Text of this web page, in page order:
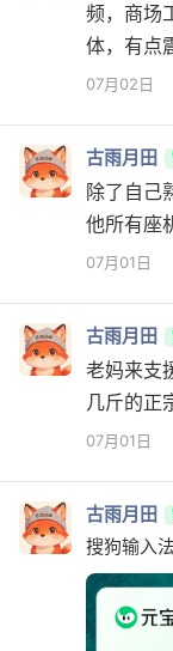
频，商场
体，有点
07月02日
古雨月田
除了自己
他所有座
07月01日
古雨月田
老妈来支
几斤的正
07月01日
古雨月田
搜狗输入